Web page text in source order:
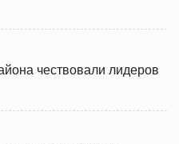
чествовали лидеров